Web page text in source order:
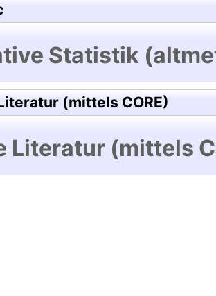
Statistik
(mittels CORE)
Literatur (mittels